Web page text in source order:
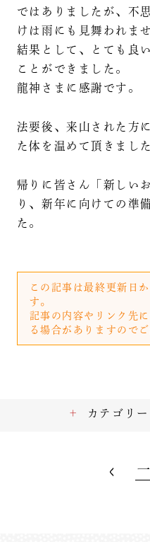
ではありましたが、不
けは雨にも見舞われま
結果として、とても良
ことができました。
龍神さまに感謝です。
法要後、来山された方
た体を温めて頂きました
帰りに皆さん「新しい
り、新年に向けての準
た。
この記事は最終更新日
す。
記事の内容やリンク先
る場合がありますので
カテゴリ